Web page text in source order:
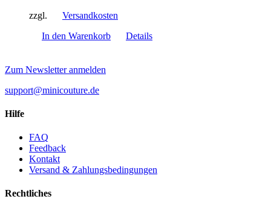
zzgl.
Versandkosten
In den Warenkorb
Details
Zum Newsletter anmelden
support@minicouture.de
Hilfe
FAQ
Feedback
Kontakt
Versand & Zahlungsbedingungen
Rechtliches